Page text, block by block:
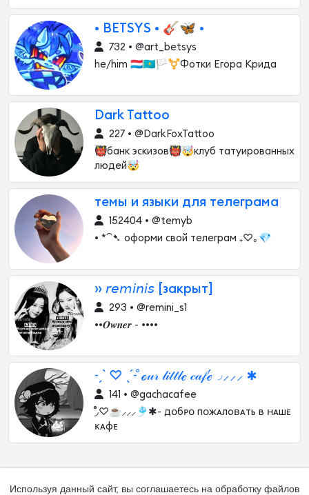
• BETSYS • 🎸🦋 •
732 • @art_betsys
he/him 🇱🇺🇰🇿🏳️‍⚧️Фотки Егора Крида
Dark Tattoo
227 • @DarkFoxTattoo
👹банк эскизов👹🤯клуб татуированных
людей🤯
темы и языки для телеграма
152404 • @temyb
• *⁀➷ оформи свой телеграм ₊♡｡💎
›› 𝘳𝘦𝘮𝘪𝘯𝘪𝘴 [закрыт]
293 • @remini_s1
••𝑶𝒘𝒏𝒆𝒓 - ••••
˗ˏˋ ♡ ˎˊ˗˚ ℴ𝓊𝓇 𝓁𝒾𝓉𝓉𝓁ℯ 𝒸𝒶𝒻ℯ́◞⸝⸝⸝ ✱
141 • @gachacafee
˚◞♡☕️⸝⸝⸝🎐✱- дᴏбᴘᴏ пᴏжᴀлоʙᴀть в ʜᴀшᴇ
ᴋᴀфᴇ
Используя данный сайт, вы соглашаетесь на обработку файлов